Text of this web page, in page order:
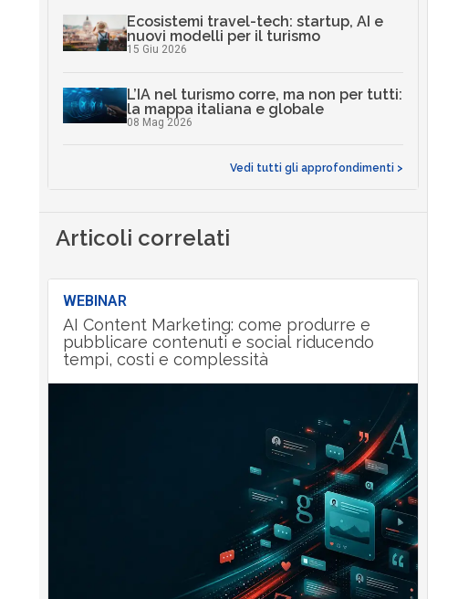
Ecosistemi travel-tech: startup, AI e
nuovi modelli per il turismo
15 Giu 2026
L’IA nel turismo corre, ma non per tutti:
la mappa italiana e globale
08 Mag 2026
Vedi tutti gli approfondimenti >
Articoli correlati
WEBINAR
AI Content Marketing: come produrre e
pubblicare contenuti e social riducendo
tempi, costi e complessità